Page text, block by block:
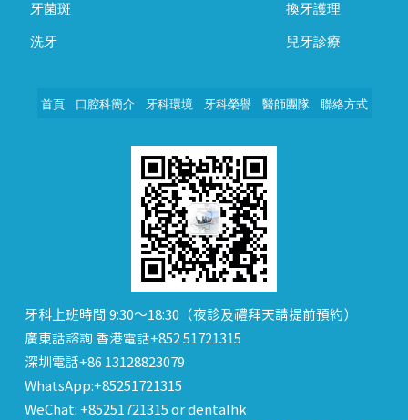
牙菌斑
洗牙
換牙護理
兒牙診療
首頁 口腔科簡介 牙科環境 牙科榮譽 醫師團隊 聯絡方式
牙科上班時間 9:30～18:30（夜診及禮拜天請提前預約）
廣東話諮詢 香港電話+852 51721315
深圳電話+86 13128823079
WhatsApp:+85251721315
WeChat: +85251721315 or dentalhk